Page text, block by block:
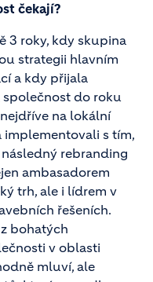
čekají?
3 roky, kdy skupina
strategii hlavním
a kdy přijala
do roku
na lokální
s tím,
rebranding
ambasadorem
trh, ale i lídrem v
řešeních.
bohatých
v oblasti
mluví, ale